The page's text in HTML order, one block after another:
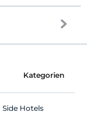
alle RäumeKategorien
Side Hotels